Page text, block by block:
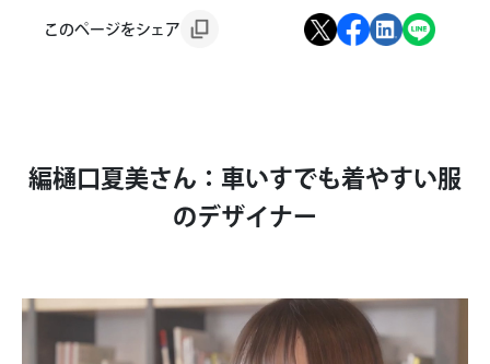
このページをシェア
編樋口夏美さん：車いすでも着やすい服
のデザイナー